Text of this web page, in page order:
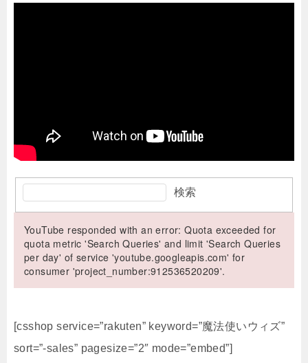
検索
YouTube responded with an error: Quota exceeded for
quota metric 'Search Queries' and limit 'Search Queries
per day' of service 'youtube.googleapis.com' for
consumer 'project_number:912536520209'.
[csshop service=”rakuten” keyword=”魔法使いウィズ”
sort=”-sales” pagesize=”2″ mode=”embed”]